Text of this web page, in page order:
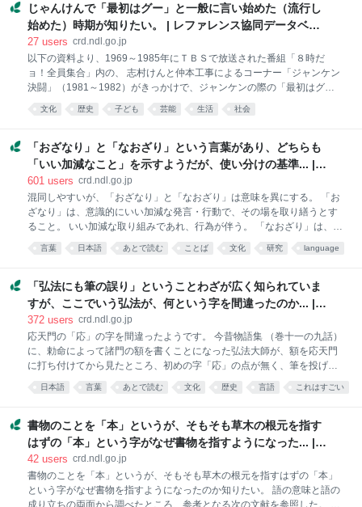
などで、「地割」を廃して「字」を残した地域や、逆に「字」を廃して
「地割」を残した地域も見られた。 ただし、なぜ岩手県で「地割」表記
が用いられるようになったかについては確認できなかった。 「地割」
名の大研究』今尾 恵介∥著 新潮社 2004年 p.265 “（44）岩手県北部
の旧南部藩領に特有の「地割」も
じゃんけんで「最初はグー」と一般に言い始めた（流行し
始めた）時期が知りたい。 | レファレンス協同データベー
ス
27 users crd.ndl.go.jp
以下の資料より、1969～1985年にＴＢＳで放送された番組「８時だ
ョ！全員集合」内の、 志村けんと仲本工事によるコーナー「ジャンケン
決闘」（1981～1982）がきっかけで、ジャンケンの際の「最初はグ
ー」が一般に広まったとみられる。 ①『ふしぎな雑学読本』p209 に
以下の記述あり 「「じゃんけんポン、最初はグー」は、神楽坂の芸者が
番組（「８時だヨ！ 全員集合」）で使ったところ、子どもの間で爆発
的に広まったものだという。」 『聞蔵Ⅱビジュアル for Libraries』で検索
したところ下記の記事が見つかった。 ②－１ 朝日新聞 2002年09月
【大阪】 「真依ちゃんの母佳代さん（３７）は大阪で育ったが、「私が
子どものころは、最初はグーとは言わなかったの
文化 歴史 子ども 芸能 生活 社会
「おざなり」と「なおざり」という言葉があり、どちらも
「いい加減なこと」を示すようだが、使い分けの基準... |
レファレンス協同データベース
601 users crd.ndl.go.jp
混同しやすいが、「おざなり」と「なおざり」は意味を異にする。 「お
ざなり」は、意識的にいい加減な発言・行動で、その場を取り繕うとす
ること。 いい加減な取り組みであれ、行為が伴う。 「なおざり」は、注
意力が欠落しており、意識せずおろそかな結果になってしまうこと。 行
為そのものがなされていない。 国語辞典や語源辞典のある棚をブラウジ
／編 三省堂 2011 （自館請求記号：R812） p165に「おざなり」の
項目があり、記述には、「誠意がなくいい加減なこと。（中略）その雰
囲気の流れのままというのが「お座なり」のもとの意味だろう。そのま
る。」とある。 p682に「なおざり［等閑］」の項目があり、記述には
「いい加減。（中略）「なお」が「なほ（直）」であることについては
諸説
言葉 日本語 あとで読む ことば 文化 研究 language
「弘法にも筆の誤り」ということわざが広く知られていま
すが、ここでいう弘法が、何という字を間違ったのか... |
レファレンス協同データベース
372 users crd.ndl.go.jp
応天門の「応」の字を間違ったようです。 今昔物語集 （巻十一の九話）
に、勅命によって諸門の額を書くことになった弘法大師が、額を応天門
に打ち付けてから見たところ、初めの字「応」の点が無く、筆を投げて
点を打ったという逸話があり、この話からことわざが生まれたようで
す。 1．自館所蔵のことわざ辞典で、「弘法にも筆の誤り」を調べたと
額を打ち付けてから見たところ、初めの字の点が無く、驚いて筆を投げ
点を打ったという話が今昔物語集 巻十一の第九話にあり、このような話
からこのたとえが生まれたとの記述がありました。 『世界の故事・名
調べてみたところ、嵯峨天皇の命令で応天門の額の字を書いたが、「應
（応）」の字の「心」の点を一つ落としてしまい、そこからこの句が使
日本語 言葉 あとで読む 文化 歴史 言語 これはすごい
書物のことを「本」というが、そもそも草木の根元を指す
はずの「本」という字がなぜ書物を指すようになった... |
レファレンス協同データベース
42 users crd.ndl.go.jp
書物のことを「本」というが、そもそも草木の根元を指すはずの「本」
という字がなぜ書物を指すようになったのか知りたい。 語の意味と語の
成り立ちの両面から調べたところ、参考となる次の文献を参照した。 (1)